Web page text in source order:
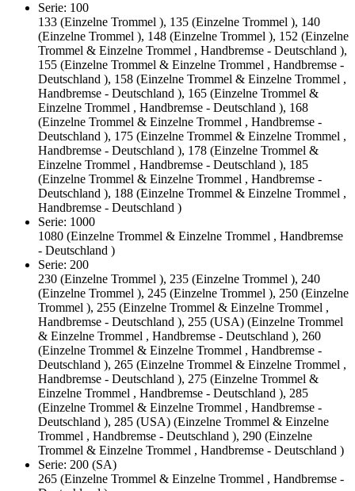
Serie: 100
133 (Einzelne Trommel ), 135 (Einzelne Trommel ), 140
(Einzelne Trommel ), 148 (Einzelne Trommel ), 152 (Einzelne
Trommel & Einzelne Trommel , Handbremse - Deutschland ),
155 (Einzelne Trommel & Einzelne Trommel , Handbremse -
Deutschland ), 158 (Einzelne Trommel & Einzelne Trommel ,
Handbremse - Deutschland ), 165 (Einzelne Trommel &
Einzelne Trommel , Handbremse - Deutschland ), 168
(Einzelne Trommel & Einzelne Trommel , Handbremse -
Deutschland ), 175 (Einzelne Trommel & Einzelne Trommel ,
Handbremse - Deutschland ), 178 (Einzelne Trommel &
Einzelne Trommel , Handbremse - Deutschland ), 185
(Einzelne Trommel & Einzelne Trommel , Handbremse -
Deutschland ), 188 (Einzelne Trommel & Einzelne Trommel ,
Handbremse - Deutschland )
Serie: 1000
1080 (Einzelne Trommel & Einzelne Trommel , Handbremse
- Deutschland )
Serie: 200
230 (Einzelne Trommel ), 235 (Einzelne Trommel ), 240
(Einzelne Trommel ), 245 (Einzelne Trommel ), 250 (Einzelne
Trommel ), 255 (Einzelne Trommel & Einzelne Trommel ,
Handbremse - Deutschland ), 255 (USA) (Einzelne Trommel
& Einzelne Trommel , Handbremse - Deutschland ), 260
(Einzelne Trommel & Einzelne Trommel , Handbremse -
Deutschland ), 265 (Einzelne Trommel & Einzelne Trommel ,
Handbremse - Deutschland ), 275 (Einzelne Trommel &
Einzelne Trommel , Handbremse - Deutschland ), 285
(Einzelne Trommel & Einzelne Trommel , Handbremse -
Deutschland ), 285 (USA) (Einzelne Trommel & Einzelne
Trommel , Handbremse - Deutschland ), 290 (Einzelne
Trommel & Einzelne Trommel , Handbremse - Deutschland )
Serie: 200 (SA)
265 (Einzelne Trommel & Einzelne Trommel , Handbremse -